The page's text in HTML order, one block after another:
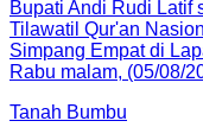
Tanah Bumbu